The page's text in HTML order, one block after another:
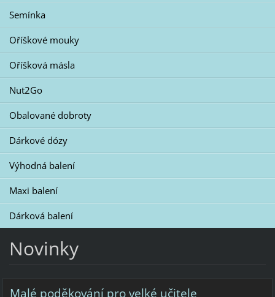
Semínka
Oříškové mouky
Oříšková másla
Nut2Go
Obalované dobroty
Dárkové dózy
Výhodná balení
Maxi balení
Dárková balení
Novinky
Malé poděkování pro velké učitele